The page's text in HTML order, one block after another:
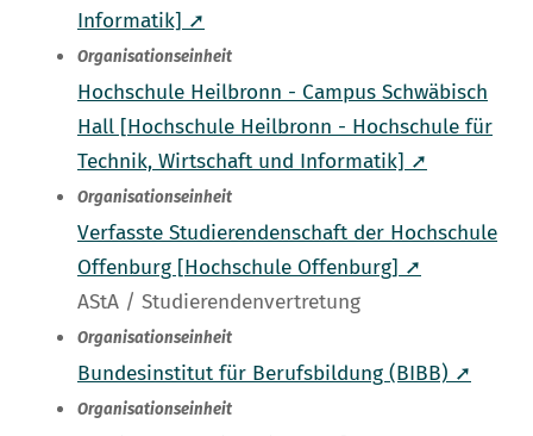
Informatik] ➚
Organisationseinheit
Hochschule Heilbronn - Campus Schwäbisch
Hall [Hochschule Heilbronn - Hochschule für
Technik, Wirtschaft und Informatik] ➚
Organisationseinheit
Verfasste Studierendenschaft der Hochschule
Offenburg [Hochschule Offenburg] ➚
AStA / Studierendenvertretung
Organisationseinheit
Bundesinstitut für Berufsbildung (BIBB) ➚
Organisationseinheit